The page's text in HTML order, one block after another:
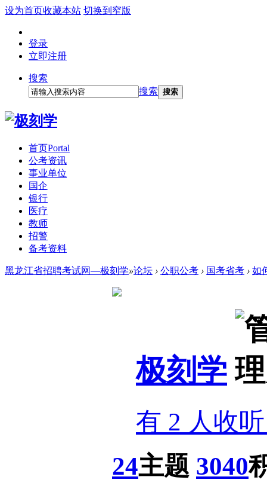
设为首页收藏本站 切换到窄版
登录
立即注册
搜索
搜索 搜索
首页Portal
公考资讯
事业单位
国企
银行
医疗
教师
招警
备考资料
黑龙江省招聘考试网—极刻学»论坛 › 公职公考 › 国考省考 › 如
极刻学
有 2 人收
24主题 3040